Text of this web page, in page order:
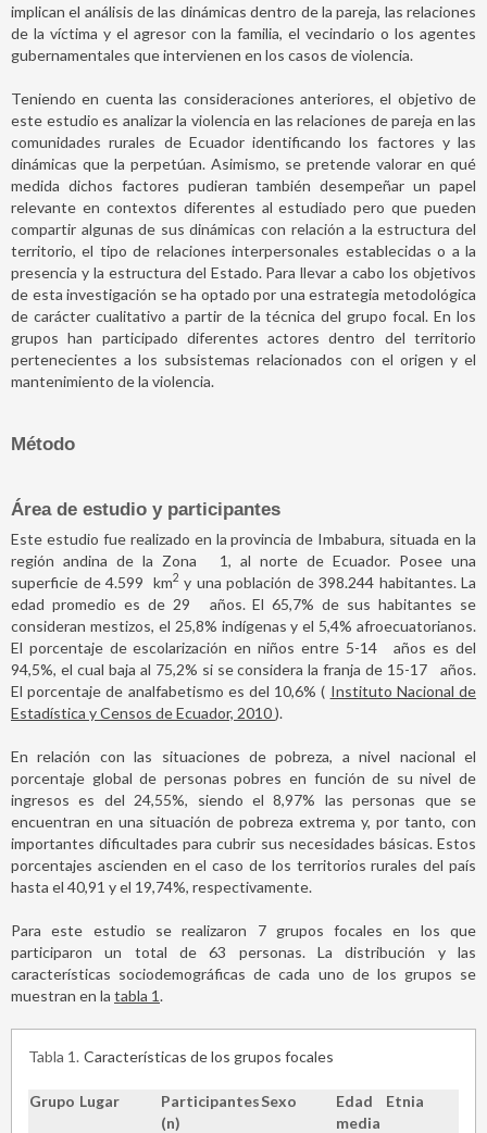
implican el análisis de las dinámicas dentro de la pareja, las relaciones
de la víctima y el agresor con la familia, el vecindario o los agentes
gubernamentales que intervienen en los casos de violencia.
Teniendo en cuenta las consideraciones anteriores, el objetivo de
este estudio es analizar la violencia en las relaciones de pareja en las
comunidades rurales de Ecuador identificando los factores y las
dinámicas que la perpetúan. Asimismo, se pretende valorar en qué
medida dichos factores pudieran también desempeñar un papel
relevante en contextos diferentes al estudiado pero que pueden
compartir algunas de sus dinámicas con relación a la estructura del
territorio, el tipo de relaciones interpersonales establecidas o a la
presencia y la estructura del Estado. Para llevar a cabo los objetivos
de esta investigación se ha optado por una estrategia metodológica
de carácter cualitativo a partir de la técnica del grupo focal. En los
grupos han participado diferentes actores dentro del territorio
pertenecientes a los subsistemas relacionados con el origen y el
mantenimiento de la violencia.
Método
Área de estudio y participantes
Este estudio fue realizado en la provincia de Imbabura, situada en la
región andina de la Zona
1, al norte de Ecuador. Posee una
superficie de 4.599 km2 y una población de 398.244 habitantes. La
edad promedio es de 29
años. El 65,7% de sus habitantes se
consideran mestizos, el 25,8% indígenas y el 5,4% afroecuatorianos.
El porcentaje de escolarización en niños entre 5-14
años es del
94,5%, el cual baja al 75,2% si se considera la franja de 15-17
años.
El porcentaje de analfabetismo es del 10,6% ( Instituto Nacional de
Estadística y Censos de Ecuador, 2010).
En relación con las situaciones de pobreza, a nivel nacional el
porcentaje global de personas pobres en función de su nivel de
ingresos es del 24,55%, siendo el 8,97% las personas que se
encuentran en una situación de pobreza extrema y, por tanto, con
importantes dificultades para cubrir sus necesidades básicas. Estos
porcentajes ascienden en el caso de los territorios rurales del país
hasta el 40,91 y el 19,74%, respectivamente.
Para este estudio se realizaron 7 grupos focales en los que
participaron un total de 63 personas. La distribución y las
características sociodemográficas de cada uno de los grupos se
muestran en la tabla 1.
Tabla 1 Características de los grupos focales
Grupo Lugar
Participantes
(n)
Sexo
Edad
media
Etnia